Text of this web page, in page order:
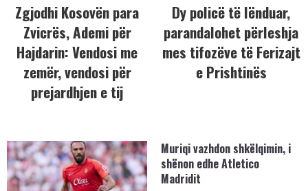
Zgjodhi Kosovën para
Zvicrës, Ademi për
Hajdarin: Vendosi me
zemër, vendosi për
prejardhjen e tij
Dy policë të lënduar,
parandalohet përleshja
mes tifozëve të Ferizajt
e Prishtinës
Muriqi vazhdon shkëlqimin, i
shënon edhe Atletico
Madridit